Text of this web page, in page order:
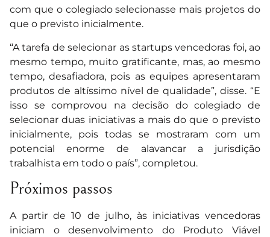
com que o colegiado selecionasse mais projetos do
que o previsto inicialmente.
“A tarefa de selecionar as startups vencedoras foi, ao
mesmo tempo, muito gratificante, mas, ao mesmo
tempo, desafiadora, pois as equipes apresentaram
produtos de altíssimo nível de qualidade”, disse. “E
isso se comprovou na decisão do colegiado de
selecionar duas iniciativas a mais do que o previsto
inicialmente, pois todas se mostraram com um
potencial enorme de alavancar a jurisdição
trabalhista em todo o país”, completou.
Próximos passos
A partir de 10 de julho, às iniciativas vencedoras
iniciam o desenvolvimento do Produto Viável